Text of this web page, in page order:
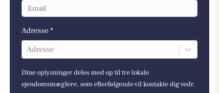
Adresse *
Adresse
Dine oplysninger deles med op til tre lokale
ejendomsmæglere, som efterfølgende vil kontakte dig vedr.